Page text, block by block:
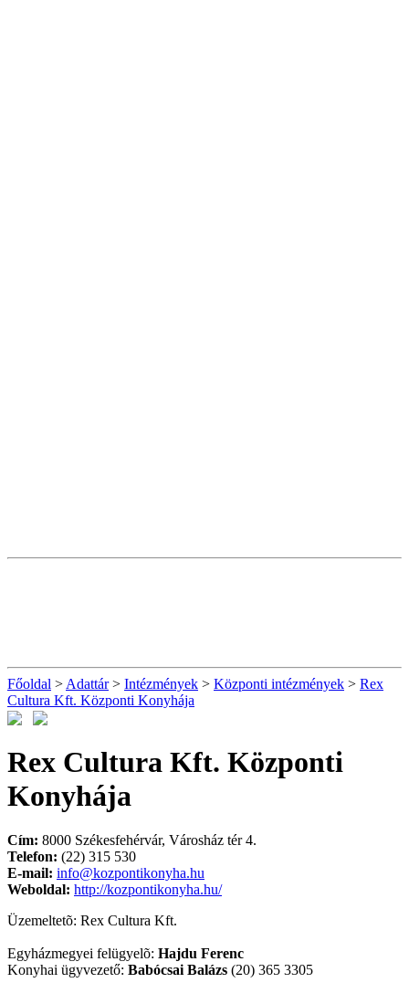
Főoldal > Adattár> Intézmények > Központi intézmények > Rex
Cultura Kft. Központi Konyhája
Rex Cultura Kft. Központi
Konyhája
Cím: 8000 Székesfehérvár, Városház tér 4.
Telefon: (22) 315 530
E-mail: info@kozpontikonyha.hu
Weboldal: http://kozpontikonyha.hu/
Üzemeltetõ: Rex Cultura Kft.
Egyházmegyei felügyelõ: Hajdu Ferenc
Konyhai ügyvezető: Babócsai Balázs (20) 365 3305